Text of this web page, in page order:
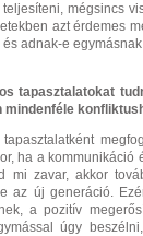
mégsincs
azt érdemes
és adnak-e
tapasztalatokat
mindenféle
ha a kommunikáció
mi zavar, akkor
az új generáció.
a pozitív
úgy